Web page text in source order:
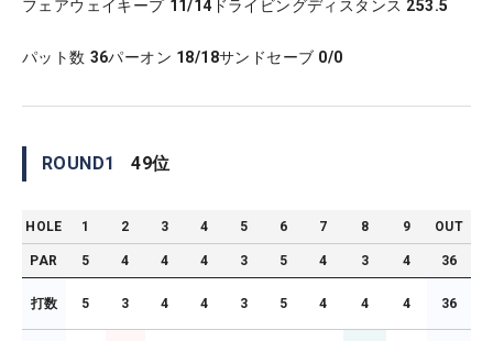
フェアウェイキープ 11/14 ドライビングディスタンス 253.5
パット数 36パーオン 18/18サンドセーブ 0/0
ROUND1 49位
HOLE 1 2 3 4 5 6 7 8 9 OUT
PAR 5 4 4 4 3 5 4 3 4 36
打数 5 3 4 4 3 5 4 4 4 36